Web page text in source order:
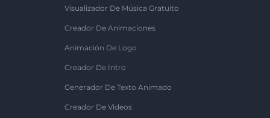
Visualizador De Música Gratuito
Creador De Animaciones
Animación De Logo
Creador De Intro
Generador De Texto Animado
Creador De Videos